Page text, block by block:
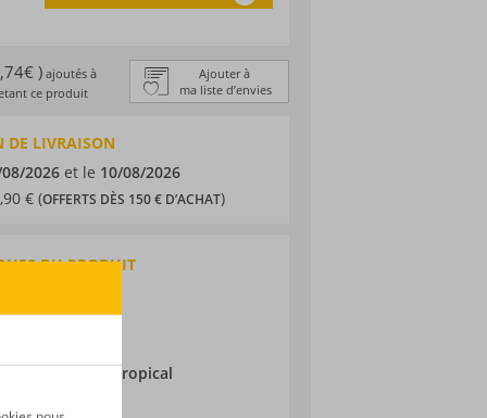
Ajouter à
ma liste d’envies
)ajoutés à
ce produit
DE LIVRAISON
2026et le 10/08/2026
€ (OFFERTS DÈS 150 € D’ACHAT)
DU PRODUIT
vieillissement :Tropical